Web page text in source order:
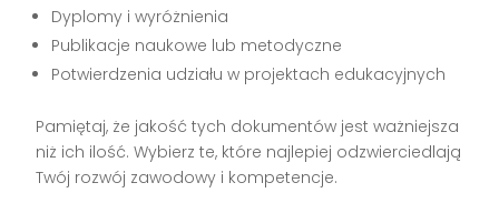
Dyplomy i wyróżnienia
Publikacje naukowe lub metodyczne
Potwierdzenia udziału w projektach edukacyjnych
Pamiętaj, że jakość tych dokumentów jest ważniejsza
niż ich ilość. Wybierz te, które najlepiej odzwierciedlają
Twój rozwój zawodowy i kompetencje.